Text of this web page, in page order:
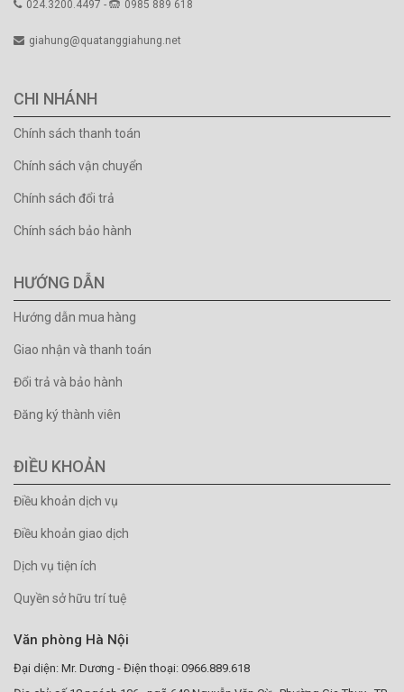
024.3200.4497 - 0985 889 618
giahung@quatanggiahung.net
CHI NHÁNH
Chính sách thanh toán
Chính sách vận chuyển
Chính sách đổi trả
Chính sách bảo hành
HƯỚNG DẪN
Hướng dẫn mua hàng
Giao nhận và thanh toán
Đổi trả và bảo hành
Đăng ký thành viên
ĐIỀU KHOẢN
Điều khoản dịch vụ
Điều khoản giao dịch
Dịch vụ tiện ích
Quyền sở hữu trí tuệ
Văn phòng Hà Nội
Đại diện: Mr. Dương - Điện thoại: 0966.889.618